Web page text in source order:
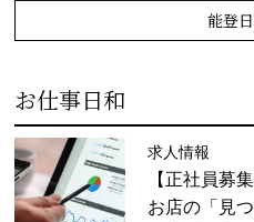
能登
お仕事日和
求人情報
【正社員募
お店の「見